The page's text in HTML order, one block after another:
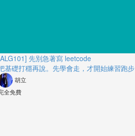
先別急著寫 leetcode
基礎打穩再說。先學會走，才開始練習跑步
胡立
全免費